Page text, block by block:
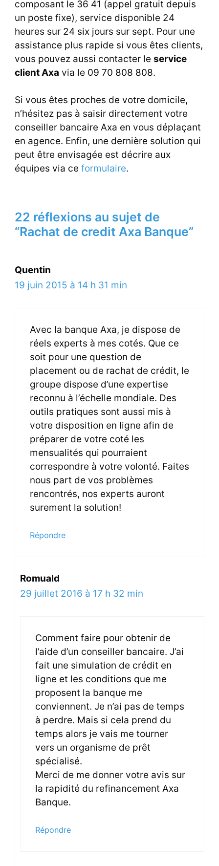
composant le 36 41 (appel gratuit depuis
un poste fixe), service disponible 24
heures sur 24 six jours sur sept. Pour une
assistance plus rapide si vous êtes clients,
vous pouvez aussi contacter le service
client Axa via le 09 70 808 808.
Si vous êtes proches de votre domicile,
n’hésitez pas à saisir directement votre
conseiller bancaire Axa en vous déplaçant
en agence. Enfin, une dernière solution qui
peut être envisagée est décrire aux
équipes via ce formulaire.
22 réflexions au sujet de
“Rachat de credit Axa Banque”
Quentin
19 juin 2015 à 14 h 31 min
Avec la banque Axa, je dispose de
réels experts à mes cotés. Que ce
soit pour une question de
placement ou de rachat de crédit, le
groupe dispose d’une expertise
reconnu à l’échelle mondiale. Des
outils pratiques sont aussi mis à
votre disposition en ligne afin de
préparer de votre coté les
mensualités qui pourraient
correspondre à votre volonté. Faites
nous part de vos problèmes
rencontrés, nos experts auront
surement la solution!
Répondre
Romuald
29 juillet 2016 à 17 h 32 min
Comment faire pour obtenir de
l’aide d’un conseiller bancaire. J’ai
fait une simulation de crédit en
ligne et les conditions que me
proposent la banque me
conviennent. Je n’ai pas de temps
à perdre. Mais si cela prend du
temps alors je vais me tourner
vers un organisme de prêt
spécialisé.
Merci de me donner votre avis sur
la rapidité du refinancement Axa
Banque.
Répondre